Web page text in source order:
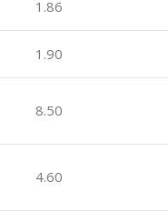
1.86
1.90
8.50
4.60